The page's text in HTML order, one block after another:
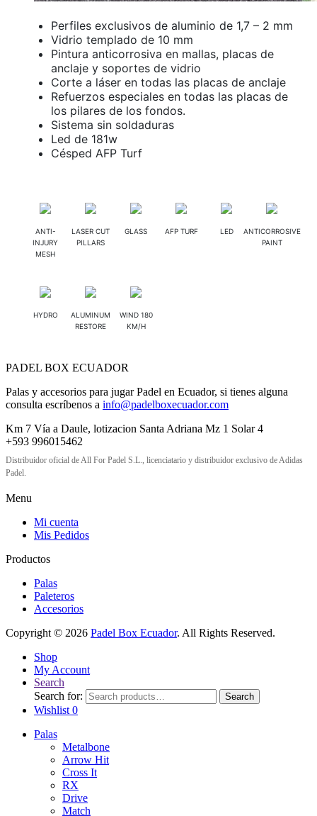
Perfiles exclusivos de aluminio de 1,7 – 2 mm
Vidrio templado de 10 mm
Pintura anticorrosiva en mallas, placas de
anclaje y soportes de vidrio
Corte a láser en todas las placas de anclaje
Refuerzos especiales en todas las placas de
los pilares de los fondos.
Sistema sin soldaduras
Led de 181w
Césped AFP Turf
ANTI-
INJURY
MESH
LASER CUT
PILLARS
GLASS AFP TURF LED
ANTICORROSIVE
PAINT
HYDRO
ALUMINUM
RESTORE
WIND 180
KM/H
PADEL BOX ECUADOR
Palas y accesorios para jugar Padel en Ecuador, si tienes alguna
consulta escríbenos a info@padelboxecuador.com
Km 7 Vía a Daule, lotizacion Santa Adriana Mz 1 Solar 4
+593 996015462
Distribuidor oficial de All For Padel S.L., licenciatario y distribuidor exclusivo de Adidas
Padel.
Menu
Mi cuenta
Mis Pedidos
Productos
Palas
Paleteros
Accesorios
Copyright © 2026 Padel Box Ecuador. All Rights Reserved.
Shop
My Account
Search
Search for:
Search
Wishlist 0
Palas
Metalbone
Arrow Hit
Cross It
RX
Drive
Match